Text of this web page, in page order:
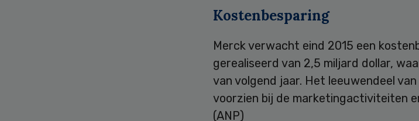
Kostenbesparing
Merck verwacht eind 2015 een
gerealiseerd van 2,5 miljard dollar,
van volgend jaar. Het leeuwendeel
voorzien bij de marketingactiviteiten
(ANP)